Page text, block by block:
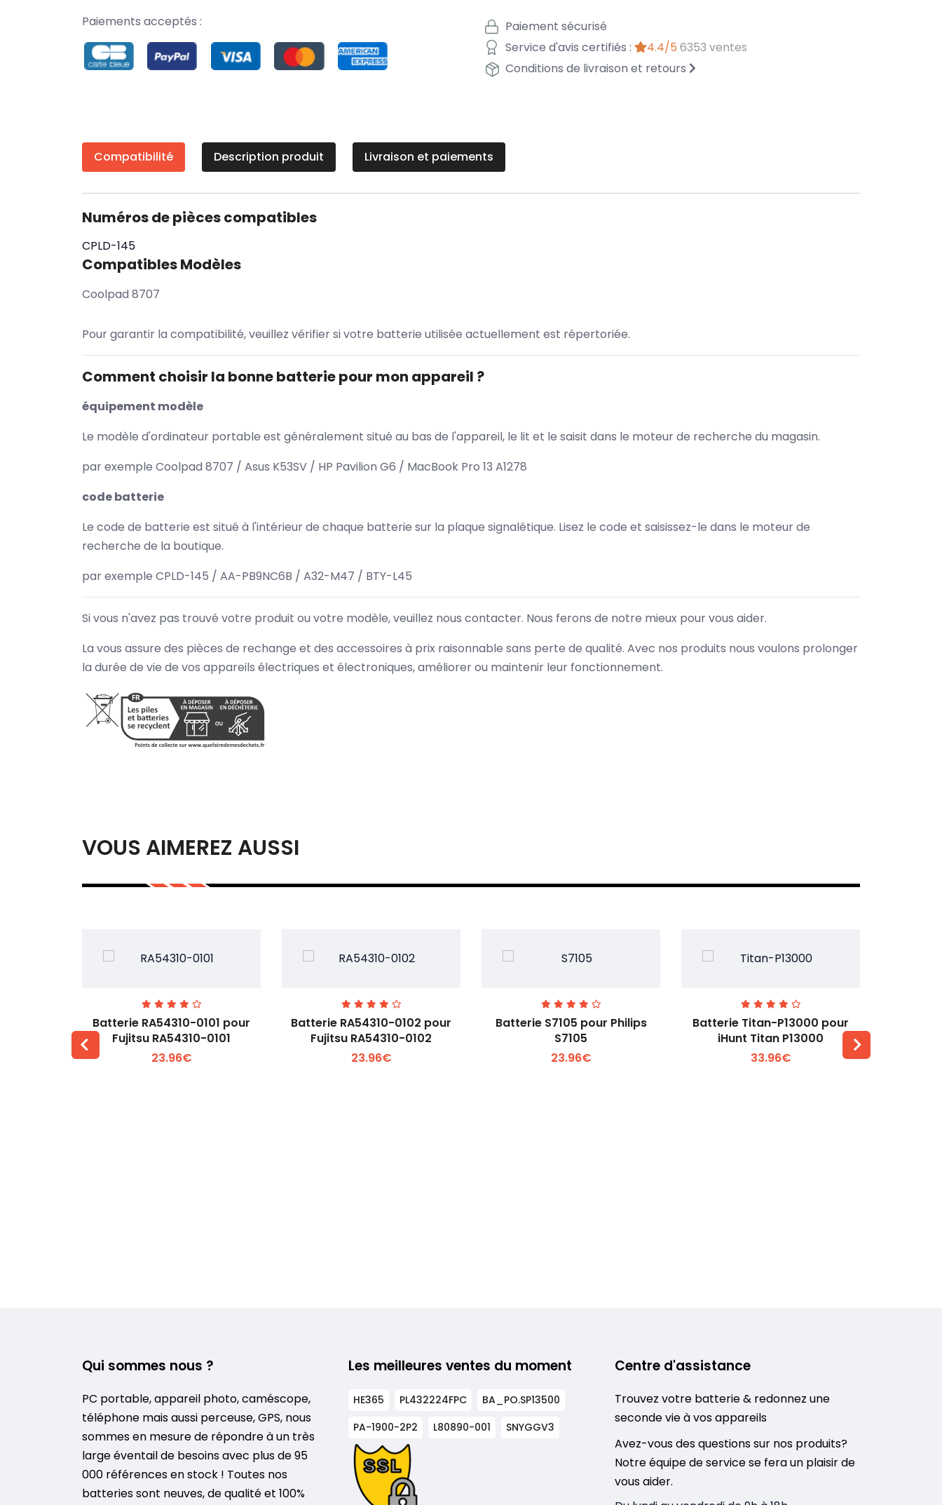
Paiements acceptés :
Paiement sécurisé
Service d'avis certifiés :
4.4/5 6353 ventes
Conditions de livraison et retours
Compatibilité Description produit Livraison et paiements
Numéros de pièces compatibles
CPLD-145
Compatibles Modèles
Coolpad 8707
Pour garantir la compatibilité, veuillez vérifier si votre batterie utilisée actuellement est répertoriée.
Comment choisir la bonne batterie pour mon appareil ?
équipement modèle
Le modèle d'ordinateur portable est généralement situé au bas de l'appareil, le lit et le saisit dans le moteur de recherche du magasin.
par exemple Coolpad 8707 / Asus K53SV / HP Pavilion G6 / MacBook Pro 13 A1278
code batterie
Le code de batterie est situé à l'intérieur de chaque batterie sur la plaque signalétique. Lisez le code et saisissez-le dans le moteur de
recherche de la boutique.
par exemple CPLD-145 / AA-PB9NC6B / A32-M47 / BTY-L45
Si vous n'avez pas trouvé votre produit ou votre modèle, veuillez nous contacter. Nous ferons de notre mieux pour vous aider.
La vous assure des pièces de rechange et des accessoires à prix raisonnable sans perte de qualité. Avec nos produits nous voulons prolonger
la durée de vie de vos appareils électriques et électroniques, améliorer ou maintenir leur fonctionnement.
VOUS AIMEREZ AUSSI
Voir plus +
Batterie RA54310-0101 pour
Fujitsu RA54310-0101
23.96€
Voir plus +
Batterie RA54310-0102 pour
Fujitsu RA54310-0102
23.96€
Voir plus +
Batterie S7105 pour Philips
S7105
23.96€
Voir plus +
Batterie Titan-P13000 pour
iHunt Titan P13000
33.96€
Qui sommes nous ?
PC portable, appareil photo, caméscope,
téléphone mais aussi perceuse, GPS, nous
sommes en mesure de répondre à un très
large éventail de besoins avec plus de 95
000 références en stock ! Toutes nos
batteries sont neuves, de qualité et 100%
Les meilleures ventes du moment
HE365 PL432224FPC
BA_PO.SP13500
PA-1900-2P2
L80890-001 SNYGGV3
Centre d'assistance
Trouvez votre batterie & redonnez une
seconde vie à vos appareils
Avez-vous des questions sur nos produits?
Notre équipe de service se fera un plaisir de
vous aider.